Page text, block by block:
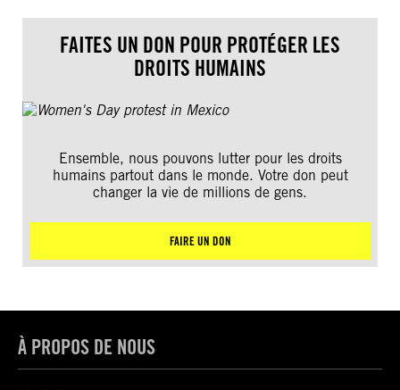
FAITES UN DON POUR PROTÉGER LES
DROITS HUMAINS
Ensemble, nous pouvons lutter pour les droits
humains partout dans le monde. Votre don peut
changer la vie de millions de gens.
FAIRE UN DON
À PROPOS DE NOUS